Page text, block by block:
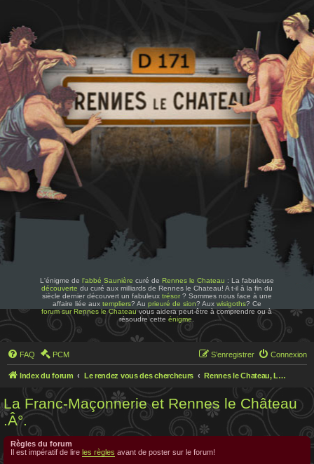
L'énigme de l'abbé Saunière curé de Rennes le Chateau : La fabuleuse
découverte du curé aux milliards de Rennes le Chateau! A t-il à la fin du
siècle dernier découvert un fabuleux trésor? Sommes nous face à une
affaire liée aux templiers? Au prieuré de sion? Aux wisigoths? Ce
forum sur Rennes le Chateauvous aidera peut-être à comprendre ou à
résoudre cetteénigme
FAQ PCM Connexion
S’enregistrer
Index du forum Le rendez vous des chercheurs Rennes le Chateau, Le rendez-vous des chercheurs
La Franc-Maçonnerie et Rennes le Château
.Â°.
Règles du forum
Il est impératif de lire les règles avant de poster sur le forum!